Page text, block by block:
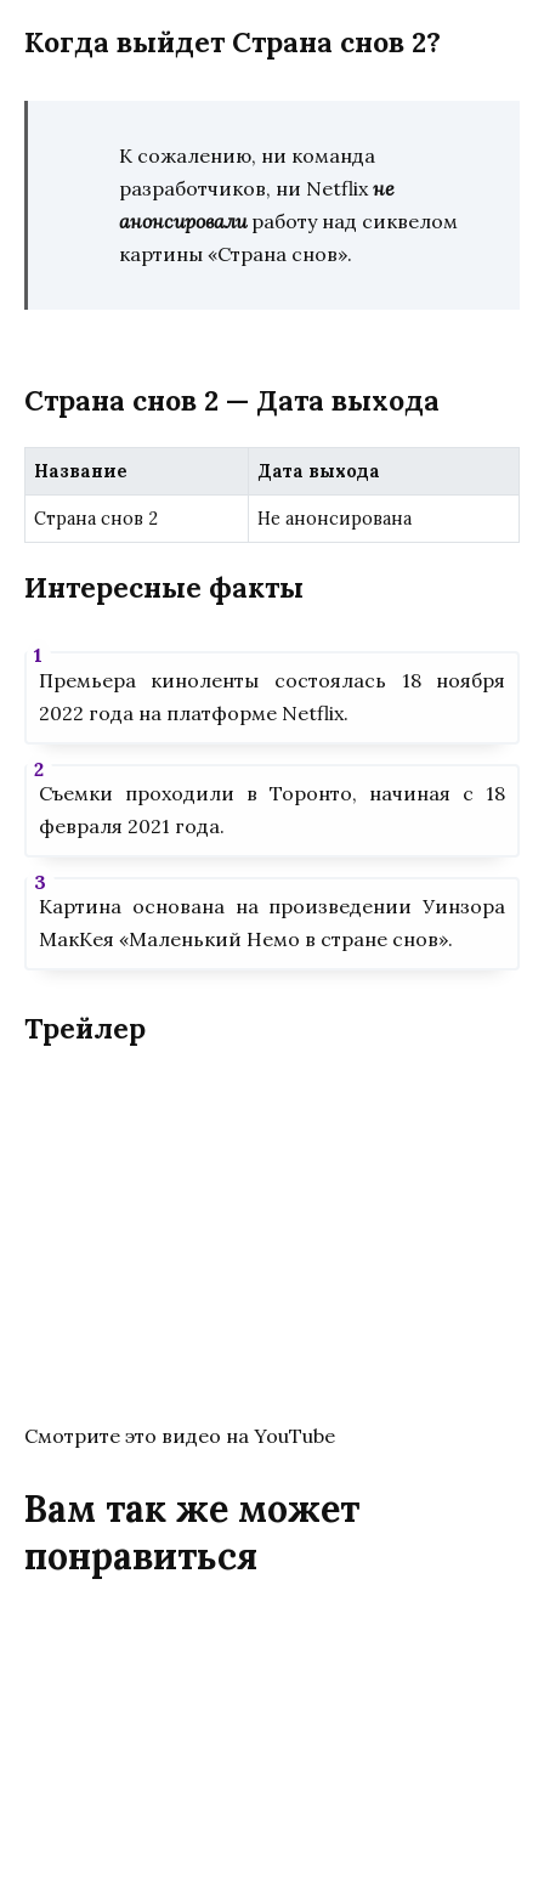
Когда выйдет Страна снов 2?
К сожалению, ни команда
разработчиков, ни Netflix не
анонсировалиработу над сиквелом
картины «Страна снов».
Страна снов 2 — Дата выхода
Название Дата выхода
Страна снов 2 Не анонсирована
Интересные факты
Премьера киноленты состоялась 18 ноября
2022 года на платформе Netflix.
Съемки проходили в Торонто, начиная с 18
февраля 2021 года.
Картина основана на произведении Уинзора
МакКея «Маленький Немо в стране снов».
Трейлер
Смотрите это видео на YouTube
Вам так же может
понравиться